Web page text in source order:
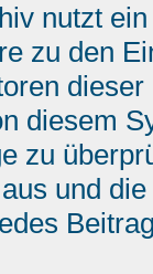
nutzt
zu den
diesem
zu
und